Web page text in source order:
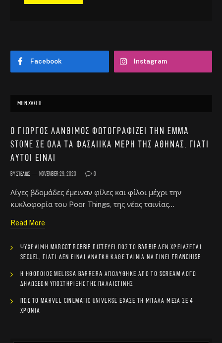
Facebook Instagram
ΜΗΝ ΧΆΣΕΤΕ
Ο Γιώργος Λάνθιμος φωτογραφίζει την Emma
Stone σε όλα τα φασαίικα μέρη της Αθήνας, γιατί
αυτοί είναι
ByΣτέλιος November 29, 2023 0
Λίγες βδομάδες έμειναν φίλες και φίλοι μέχρι την
κυκλοφορία του Poor Things, της νέας ταινίας…
Read More
Ψύχραιμη Margot Robbie πιστεύει πως το Barbie δεν χρειάζεται
sequel, γιατί δεν είναι ανάγκη κάθε ταινία να γίνει franchise
Η ηθοποιός Melissa Barrera απολύθηκε από το Scream λόγω
δηλώσεων υποστήριξης της Παλαιστίνης
Πώς το Marvel Cinematic Universe έχασε τη μπάλα μέσα σε 4
χρόνια